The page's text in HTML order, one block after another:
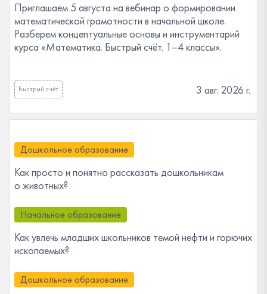
Приглашаем 5 августа на вебинар о формировании
математической грамотности в начальной школе.
Разберем концептуальные основы и инструментарий
курса «Математика. Быстрый счёт. 1–4 классы».
Быстрый счёт 3 авг. 2026 г.
Дошкольное образование
Как просто и понятно рассказать дошкольникам
о животных?
Начальное образование
Как увлечь младших школьников темой нефти и горючих
ископаемых?
Дошкольное образование